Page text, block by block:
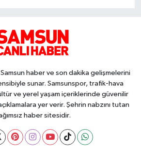
Samsun haber ve son dakika gelişmelerini
sunar. Samsunspor, trafik-hava
ve yerel yaşam içeriklerinde güvenilir
yer verir. Şehrin nabzını tutan
haber sitesidir.